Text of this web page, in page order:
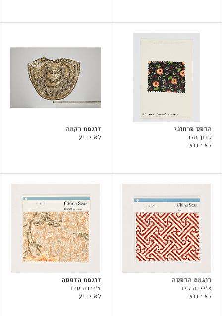
הדפס פרחוני
סוזן מלר
לא ידוע
דוגמת רקמה
לא ידוע
דוגמת הדפסה
צ'יינה סיז
לא ידוע
דוגמת הדפסה
צ'יינה סיז
לא ידוע